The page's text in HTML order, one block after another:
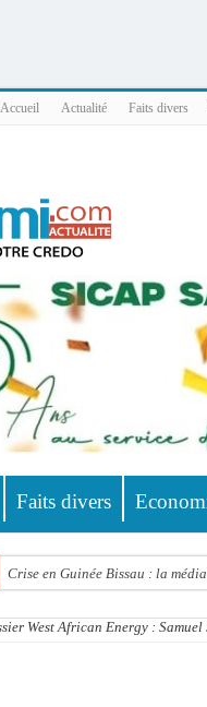
Accueil Actualité Faits divers
Faits divers
Crise en Guinée Bissau : la
Scandale de pédophilie, acte
West African Energy :